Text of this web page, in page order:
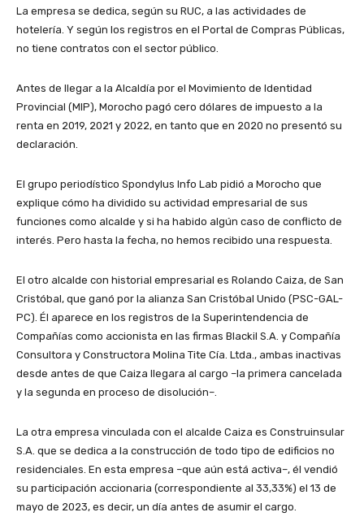
La empresa se dedica, según su RUC, a las actividades de
hotelería. Y según los registros en el Portal de Compras Públicas,
no tiene contratos con el sector público.
Antes de llegar a la Alcaldía por el Movimiento de Identidad
Provincial (MIP), Morocho pagó cero dólares de impuesto a la
renta en 2019, 2021 y 2022, en tanto que en 2020 no presentó su
declaración.
El grupo periodístico Spondylus Info Lab pidió a Morocho que
explique cómo ha dividido su actividad empresarial de sus
funciones como alcalde y si ha habido algún caso de conflicto de
interés. Pero hasta la fecha, no hemos recibido una respuesta.
El otro alcalde con historial empresarial es Rolando Caiza, de San
Cristóbal, que ganó por la alianza San Cristóbal Unido (PSC-GAL-
PC). Él aparece en los registros de la Superintendencia de
Compañías como accionista en las firmas Blackil S.A. y Compañía
Consultora y Constructora Molina Tite Cía. Ltda., ambas inactivas
desde antes de que Caiza llegara al cargo –la primera cancelada
y la segunda en proceso de disolución–.
La otra empresa vinculada con el alcalde Caiza es Construinsular
S.A. que se dedica a la construcción de todo tipo de edificios no
residenciales. En esta empresa –que aún está activa–, él vendió
su participación accionaria (correspondiente al 33,33%) el 13 de
mayo de 2023, es decir, un día antes de asumir el cargo.